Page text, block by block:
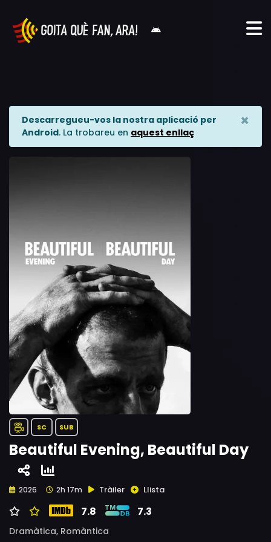
Descarregueu-vos la nostra aplicació per
Android. La trobareu en aquest enllaç
×
SC SUB
Beautiful Evening, Beautiful Day
2026 2h 17m Tràiler Llista
7.8 7.3
Dramàtica, Romàntica